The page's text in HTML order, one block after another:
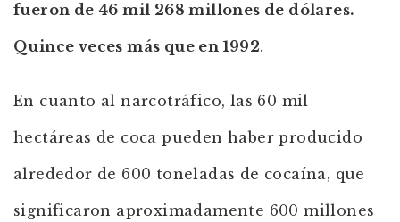
fueron de 46 mil 268 millones de dólares.
Quince veces más que en 1992.
En cuanto al narcotráfico, las 60 mil
hectáreas de coca pueden haber producido
alrededor de 600 toneladas de cocaína, que
significaron aproximadamente 600 millones